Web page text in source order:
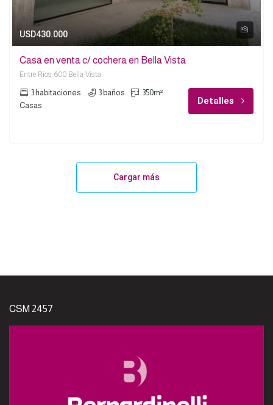
USD430.000
Casa en venta c/ cochera en Bella Vista
Entre Rios 600 Bella Vista
3 habitaciones 3 baños
350m²
Casas
Detalles
Cargar más
CSM 2457